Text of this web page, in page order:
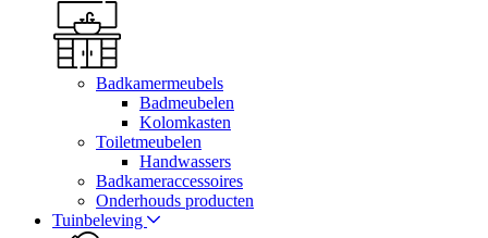
Badkamermeubels
Badmeubelen
Kolomkasten
Toiletmeubelen
Handwassers
Badkameraccessoires
Onderhouds producten
Tuinbeleving